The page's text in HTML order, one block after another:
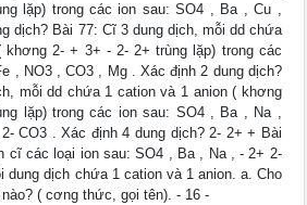
lặp) trong các ion sau: SO4 , Ba , Cu ,
dịch? Bài 77: Cĩ 3 dung dịch, mỗi dd chứa
khơng 2- + 3+ - 2- 2+ trùng lặp) trong các
, NO3 , CO3 , Mg . Xác định 2 dung dịch?
mỗi dd chứa 1 cation và 1 anion ( khơng
lặp) trong các ion sau: SO4 , Ba , Na ,
CO3 . Xác định 4 dung dịch? 2- 2+ + Bài
cĩ các loại ion sau: SO4 , Ba , Na , - 2+ 2-
dung dịch chứa 1 cation và 1 anion. a. Cho
( cơng thức, gọi tên). - 16 -